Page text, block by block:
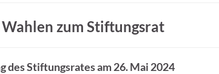
zum Stiftungsrat
des Stiftungsrates am 26. Mai 2024